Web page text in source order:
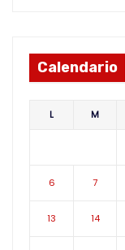
Calendario
L M
6 7
13 14